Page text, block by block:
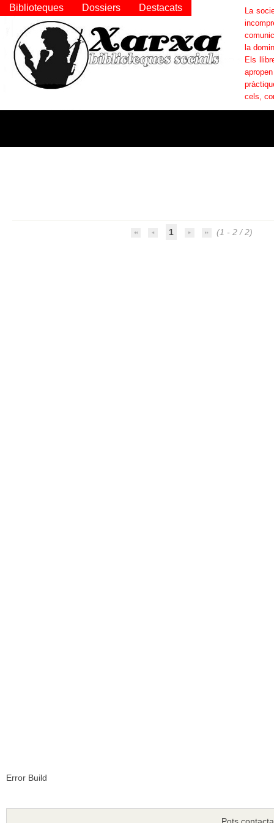
1 (1 - 2 / 2)
Error Build
La
la
Els
cels,
Biblioteques Dossiers Destacats